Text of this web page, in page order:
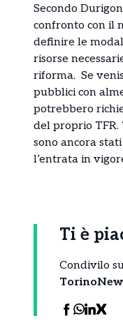
Secondo
confronto con il
definire le
risorse
riforma. Se
pubblici con
potrebbero
del proprio
sono ancora
l’entrata in
Ti è
Condivilo